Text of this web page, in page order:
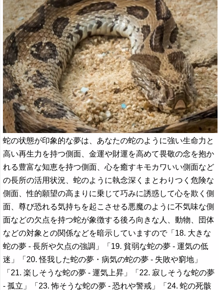
蛇の状態が印象的な夢は、あなたの蛇のように強い生命力と
高い再生力を持つ側面、金運や財運を高めて畏敬の念を抱か
れる豊富な知恵を持つ側面、心を癒すキモカワいい側面など
の長所の活用状況、蛇のように執念深くまとわりつく危険な
側面、性的願望の高まりに乗じて巧みに誘惑して心を欺く側
面、尊び恐れる気持ちを起こさせる悪魔のように不気味な側
面などの欠点を持つ蛇が象徴する後ろ向きな人、動物、団体
などの対象との関係などを暗示していますので「18. 大きな
蛇の夢 - 長所や欠点の強調」「19. 貧弱な蛇の夢 - 運気の低
迷」「20. 怪我した蛇の夢・病気の蛇の夢 - 失敗や窮地」
「21. 楽しそうな蛇の夢 - 運気上昇」「22. 寂しそうな蛇の夢
- 孤立」「23. 怖そうな蛇の夢 - 恐れや警戒」「24. 蛇の死骸